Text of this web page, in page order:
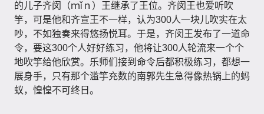
的儿子齐闵（ｍǐｎ）王继承了王位。齐闵王也爱听吹
竽，可是他和齐宣王不一样，认为300人一块儿吹实在太
吵，不如独奏来得悠扬悦耳。于是，齐闵王发布了一道命
令，要这300个人好好练习，他将让300人轮流来一个个
地吹竽给他欣赏。乐师们接到命令后都积极练习，都想一
展身手，只有那个滥竽充数的南郭先生急得像热锅上的蚂
蚁，惶惶不可终日。